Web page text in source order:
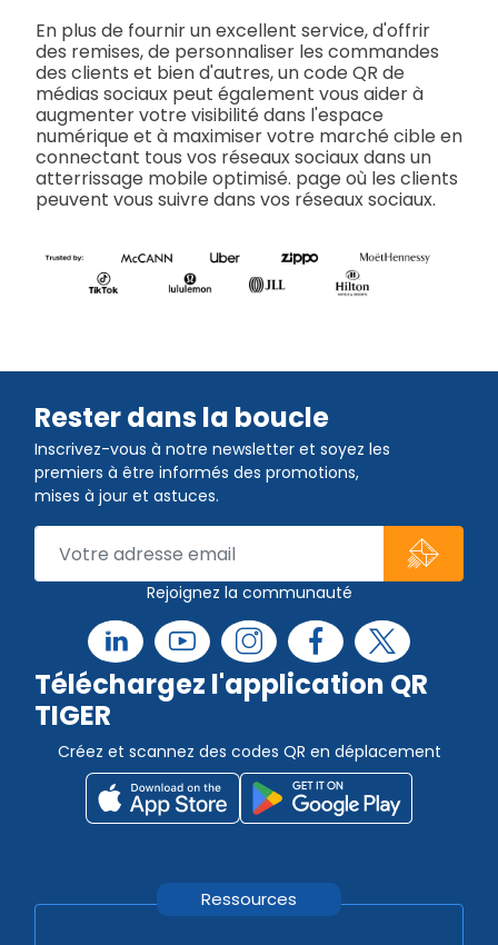
En plus de fournir un excellent service, d'offrir
des remises, de personnaliser les commandes
des clients et bien d'autres, un code QR de
médias sociaux peut également vous aider à
augmenter votre visibilité dans l'espace
numérique et à maximiser votre marché cible en
connectant tous vos réseaux sociaux dans un
atterrissage mobile optimisé. page où les clients
peuvent vous suivre dans vos réseaux sociaux.
Rester dans la boucle
Inscrivez-vous à notre newsletter et soyez les
premiers à être informés des promotions,
mises à jour et astuces.
Rejoignez la communauté
Téléchargez l'application QR
TIGER
Créez et scannez des codes QR en déplacement
Ressources